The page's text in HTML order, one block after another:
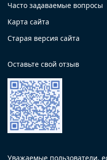
Часто задаваемые вопросы
Карта сайта
Старая версия сайта
Оставьте свой отзыв
Уважаемые пользователи,